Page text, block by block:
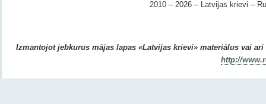
2010 – 2026 – Latvijas krievi –
Izmantojot jebkurus mājas lapas «Latvijas krievi» materiālus vai
http://